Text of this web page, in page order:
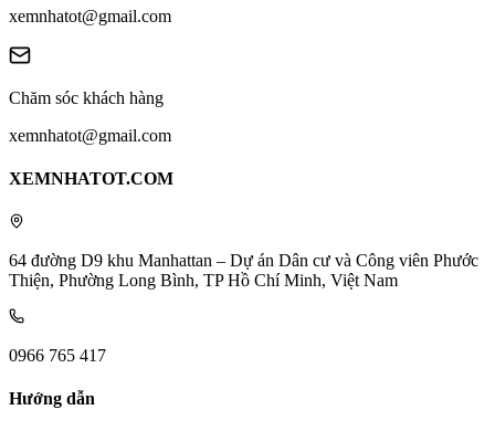
xemnhatot@gmail.com
Chăm sóc khách hàng
xemnhatot@gmail.com
XEMNHATOT.COM
64 đường D9 khu Manhattan – Dự án Dân cư và Công viên Phước
Thiện, Phường Long Bình, TP Hồ Chí Minh, Việt Nam
0966 765 417
Hướng dẫn